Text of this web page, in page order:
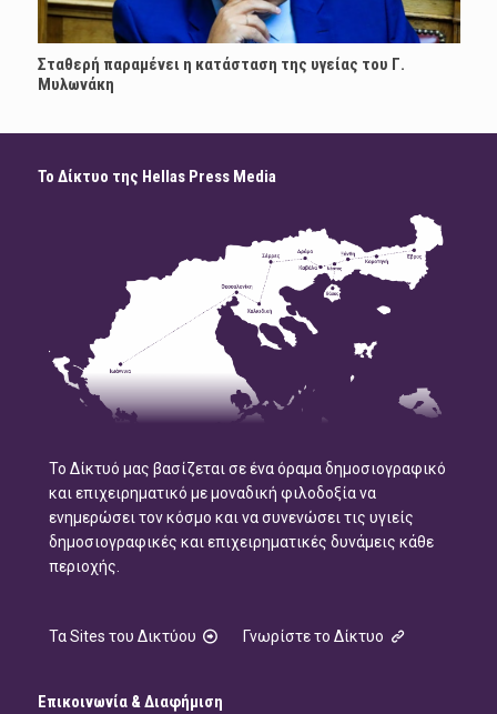
Σταθερή παραμένει η κατάσταση της υγείας του Γ.
Μυλωνάκη
Το Δίκτυο της Hellas Press Media
Το Δίκτυό μας βασίζεται σε ένα όραμα δημοσιογραφικό
και επιχειρηματικό με μοναδική φιλοδοξία να
ενημερώσει τον κόσμο και να συνενώσει τις υγιείς
δημοσιογραφικές και επιχειρηματικές δυνάμεις κάθε
περιοχής.
Τα Sites του Δικτύου Γνωρίστε το Δίκτυο
Επικοινωνία & Διαφήμιση